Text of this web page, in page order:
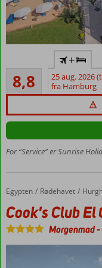
Voksenhotel
aldersgrænse
16 år
centrum
privat
badebugt
havudsigt
spabad
8,8Alletiders
112
anmeldelser
+
25 aug. 2026
fra Hamburg
For “Service” er Sunrise
Forside
Egypten Rødehavet
Cook's Club El Gouna
Cook's Club El
Morgenmad-